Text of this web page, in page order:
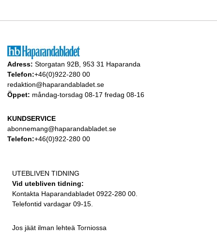
Adress: Storgatan 92B, 953 31 Haparanda
Telefon:+46(0)922-280 00
redaktion@haparandabladet.se
Öppet: måndag-torsdag 08-17 fredag 08-16
KUNDSERVICE
abonnemang@haparandabladet.se
Telefon:+46(0)922-280 00
UTEBLIVEN TIDNING
Vid utebliven tidning:
Kontakta Haparandabladet 0922-280 00.
Telefontid vardagar 09-15.
Jos jäät ilman lehteä Torniossa